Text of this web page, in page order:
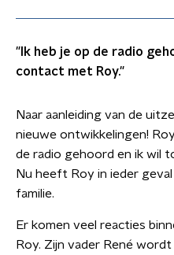
"Ik heb je op de radio
contact met Roy."
Naar aanleiding van de
nieuwe ontwikkelingen!
de radio gehoord en ik wil
Nu heeft Roy in ieder
familie.
Er komen veel reacties
Roy. Zijn vader René